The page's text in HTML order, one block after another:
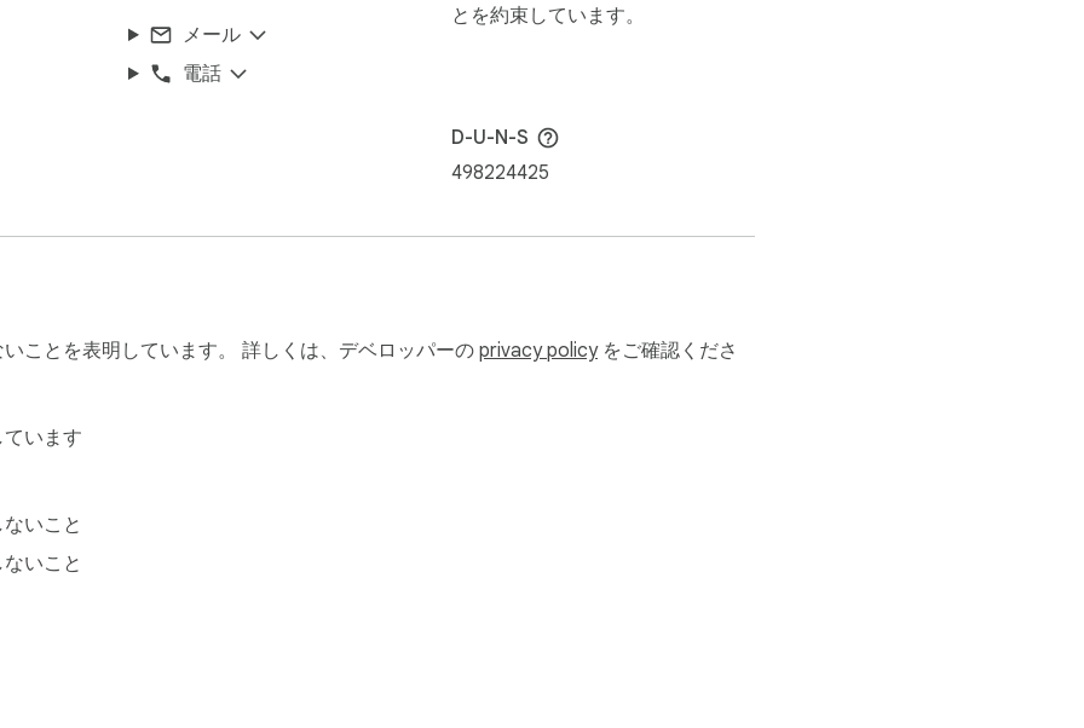
Linear, Vercel, Dracula, Catppuccin, and more
メール
電話
とを約束しています。
D-U-N-S
498224425
ことを表明しています。 詳しくは、デベロッパーの privacy policyをご確認くださ
います
いこと
いこと